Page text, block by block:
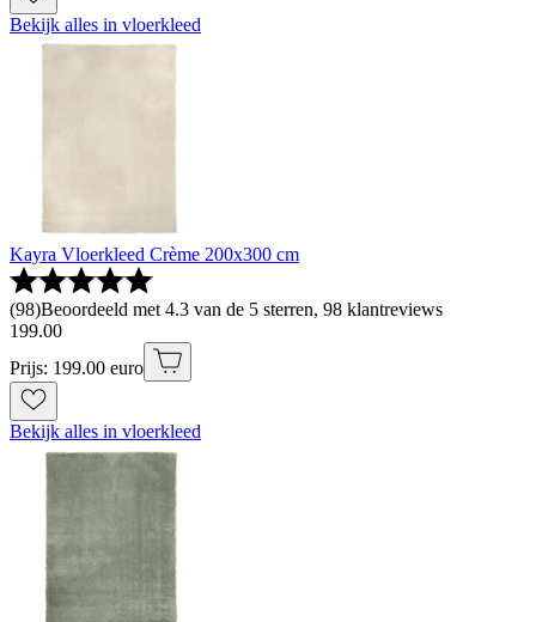
Bekijk alles in vloerkleed
Kayra Vloerkleed Crème 200x300 cm
(98)Beoordeeld met 4.3 van de 5 sterren, 98 klantreviews
199.00
Prijs: 199.00 euro
Bekijk alles in vloerkleed